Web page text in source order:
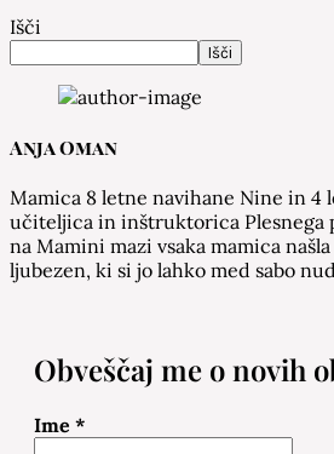
Išči
Išči
Anja Oman
Mamica 8 letne navihane Nine in 4
učiteljica in inštruktorica Plesnega
na Mamini mazi vsaka mamica
ljubezen, ki si jo lahko med sabo
Obveščaj me o novih
Ime *